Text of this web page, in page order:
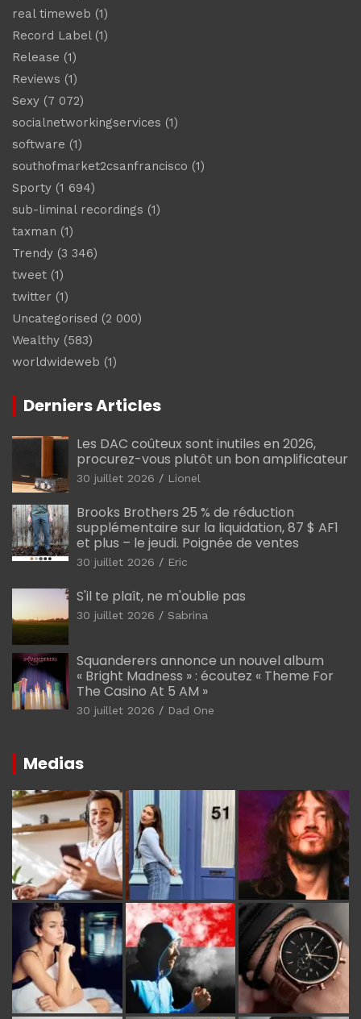
real timeweb (1)
Record Label(1)
Release (1)
Reviews (1)
Sexy (7 072)
socialnetworkingservices (1)
software (1)
southofmarket2csanfrancisco (1)
Sporty (1 694)
sub-liminal recordings (1)
taxman (1)
Trendy (3 346)
tweet (1)
twitter (1)
Uncategorised (2 000)
Wealthy (583)
worldwideweb (1)
Derniers Articles
Les DAC coûteux sont inutiles en 2026,
procurez-vous plutôt un bon amplificateur
30 juillet 2026 Lionel
Brooks Brothers 25 % de réduction
supplémentaire sur la liquidation, 87 $ AF1
et plus – le jeudi. Poignée de ventes
30 juillet 2026 Eric
S'il te plaît, ne m'oublie pas
30 juillet 2026 Sabrina
Squanderers annonce un nouvel album
« Bright Madness » : écoutez « Theme For
The Casino At 5 AM »
30 juillet 2026 Dad One
Medias